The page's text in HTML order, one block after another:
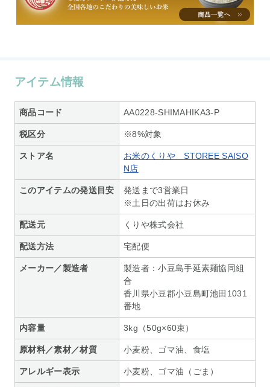
アイテム情報
商品コード AA0228-SHIMAHIKA3-P
税区分 ※8%対象
ストア名
お米のくりや STOREE SAISO
N店
このアイテムの発送目安
発送まで3営業日
※土日の出荷はお休み
配送元 くりや株式会社
配送方法 宅配便
メーカー／製造者
製造者：小豆島手延素麺協同組
合
香川県小豆郡小豆島町池田1031
番地
内容量 3kg（50g×60束）
原材料／素材／材質 小麦粉、ゴマ油、食塩
アレルギー表示 小麦粉、ゴマ油（ごま）